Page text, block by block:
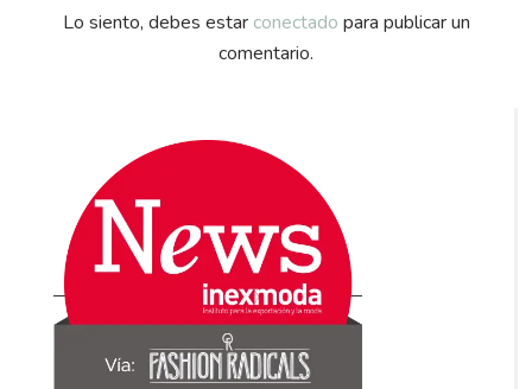
Lo siento, debes estar conectado para publicar un
comentario.